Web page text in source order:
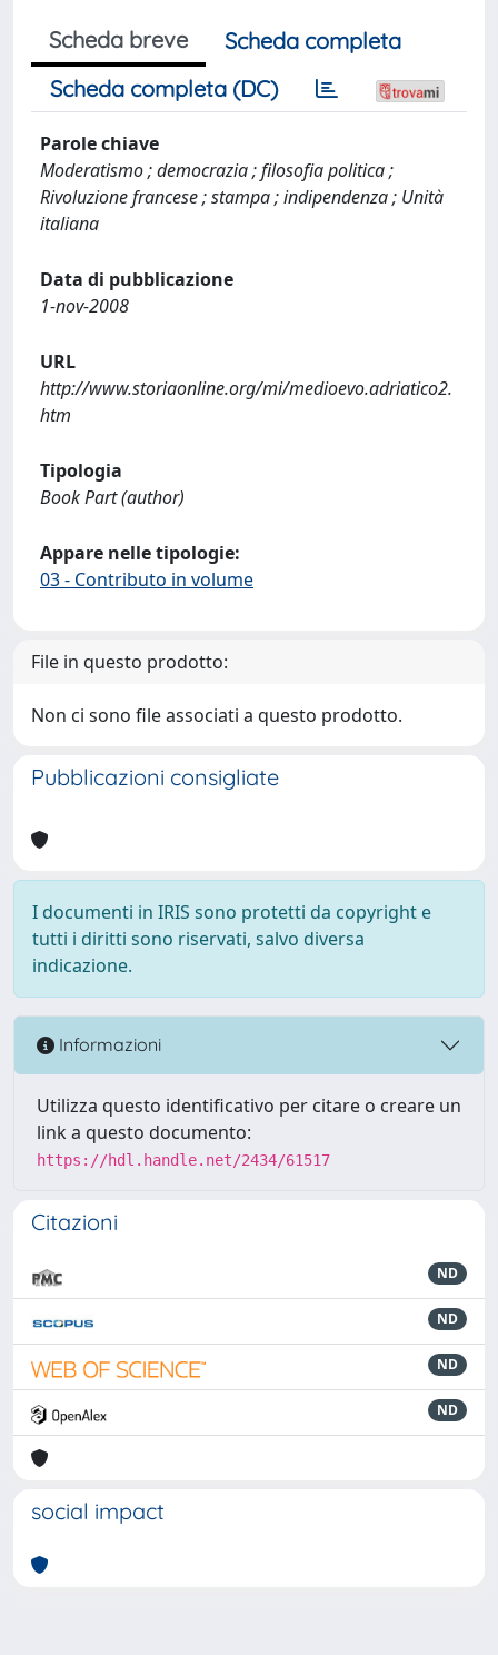
Scheda breve
Scheda completa
Scheda completa (DC)
Parole chiave
Moderatismo ; democrazia ; filosofia politica ;
Rivoluzione francese ; stampa ; indipendenza ; Unità
italiana
Data di pubblicazione
1-nov-2008
URL
http://www.storiaonline.org/mi/medioevo.adriatico2.
htm
Tipologia
Book Part (author)
Appare nelle tipologie:
03 - Contributo in volume
File in questo prodotto:
Non ci sono file associati a questo prodotto.
Pubblicazioni consigliate
I documenti in IRIS sono protetti da copyright e
tutti i diritti sono riservati, salvo diversa
indicazione.
Informazioni
Utilizza questo identificativo per citare o creare un
link a questo documento:
https://hdl.handle.net/2434/61517
Citazioni
ND
ND
ND
ND
social impact